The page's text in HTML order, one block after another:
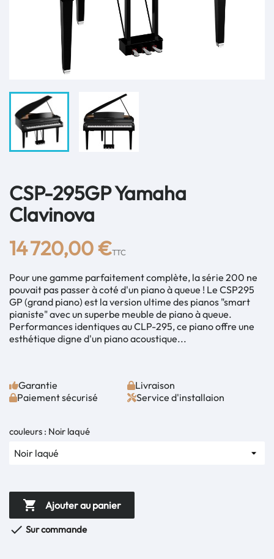
CSP-295GP Yamaha
Clavinova
14 720,00 €TTC
Pour une gamme parfaitement complète, la série 200 ne
pouvait pas passer à coté d'un piano à queue ! Le CSP295
GP (grand piano) est la version ultime des pianos "smart
pianiste" avec un superbe meuble de piano à queue.
Performances identiques au CLP-295, ce piano offre une
esthétique digne d'un piano acoustique...
Garantie
Livraison
Paiement sécurisé
Service d'installaion
couleurs : Noir laqué
 Ajouter au panier
 Sur commande